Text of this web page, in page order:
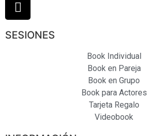
SESIONES
Book Individual
Book en Pareja
Book en Grupo
Book para Actores
Tarjeta Regalo
Videobook